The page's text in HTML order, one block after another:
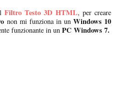
Filtro Testo 3D HTML, per creare
non mi funziona in unWindows 10
funzionante in un PC Windows 7.